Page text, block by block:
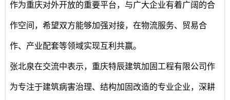
作为重庆对外开放的重要平台，与广大企业有着广阔的合
作空间，希望双方能够加强对接，在物流服务、贸易合
作、产业配套等领域实现互利共赢。
张北泉在交流中表示， 重庆特辰建筑加固工程有限公司作
为专注于建筑病害治理、结构加固改造的专业企业，深耕